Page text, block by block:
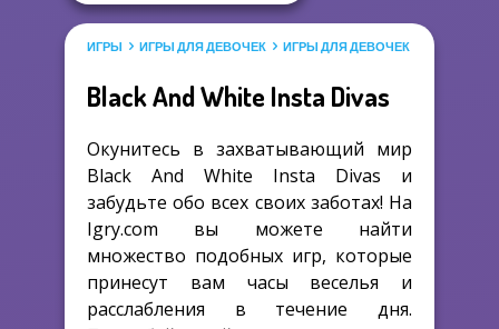
ИГРЫ ИГРЫ ДЛЯ ДЕВОЧЕК ИГРЫ ДЛЯ ДЕВОЧЕК САЛОН
Black And White Insta Divas
Окунитесь в захватывающий мир
Black And White Insta Divas и
забудьте обо всех своих заботах! На
Igry.com вы можете найти
множество подобных игр, которые
принесут вам часы веселья и
расслабления в течение дня.